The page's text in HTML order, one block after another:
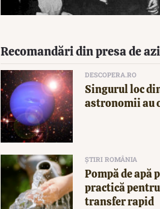
Recomandări din presa de azi
DESCOPERA.RO
Singurul loc
astronomii au
ȘTIRI ROMÂNIA
Pompă de apă
practică
transfer rapid